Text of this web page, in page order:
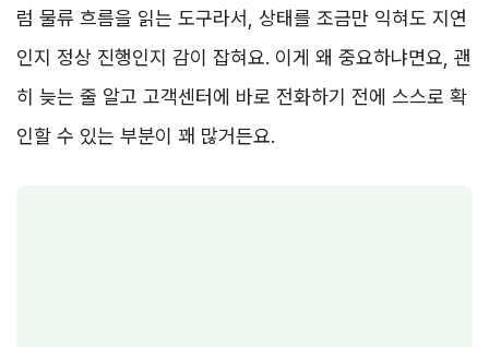
럼 물류 흐름을 읽는 도구라서, 상태를 조금만 익혀도 지연
인지 정상 진행인지 감이 잡혀요. 이게 왜 중요하냐면요, 괜
히 늦는 줄 알고 고객센터에 바로 전화하기 전에 스스로 확
인할 수 있는 부분이 꽤 많거든요.